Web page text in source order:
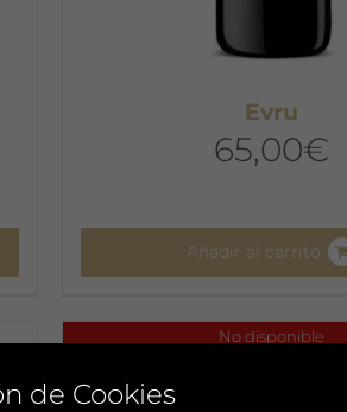
Evru
65,00€
Añadir al carrito
No disponible
de Cookies